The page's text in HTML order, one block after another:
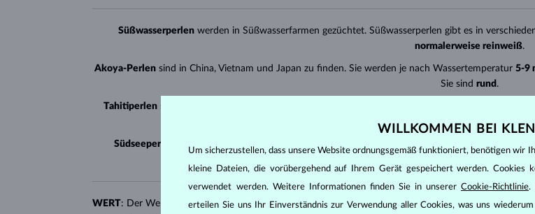
Süßwasserperlenwerden in Süßwasserfarmen gezüchtet. Süßwasserperlen gibt es in
normalerweise reinweiß.
Akoya-Perlen sind in China, Vietnam und Japan zu finden. Sie werden je nach Wassertemperatur5-9
Sie sindrund .
Tahitiperlenstammen aus Französisch-Polynesien, wo sie von einer besonderen Austernart gebildet
rund.
Südseeperlen findet man in Australien, Myanmar und Indonesien. Diese Perlen sind weiß bis
WERT: Der Wert von Perlen basiert auf ihrerRegelmäßigkeit(außer Barockperlen), ihremGlanz, der
WILLKOMMEN BEI
Um sicherzustellen, dass unsere Website ordnungsgemäß funktioniert, benötigen wir
kleine Dateien, die vorübergehend auf Ihrem Gerät gespeichert werden. Cookies
verwendet werden. Weitere Informationen finden Sie in unsererCookie-Richtlinie.
erteilen Sie uns Ihr Einverständnis zur Verwendung aller Cookies, was uns